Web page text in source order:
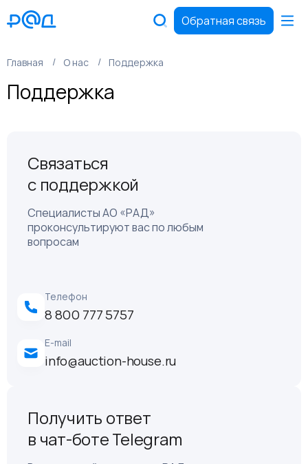
Обратная связь
Главная О нас Поддержка
Поддержка
Связаться
с поддержкой
Специалисты АО «РАД»
проконсультируют вас по любым
вопросам
Телефон
8 800 777 5757
E-mail
info@auction-house.ru
Получить ответ
в чат-боте Telegram